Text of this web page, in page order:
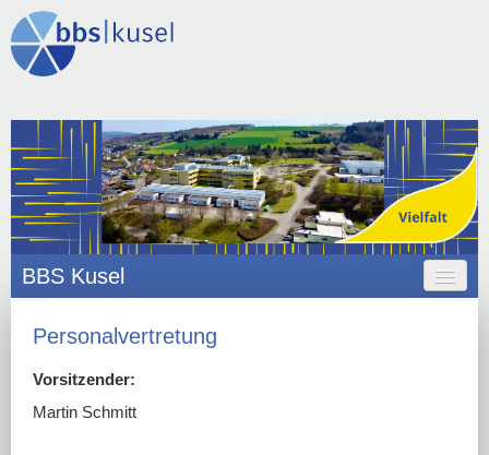
BBS Kusel
ORGANISATION
Personalvertretung
Vorsitzender:
Martin Schmitt